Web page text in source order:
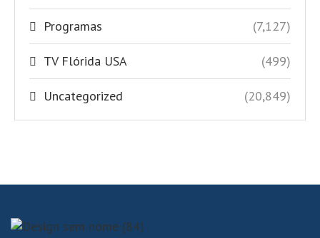
Programas (7,127)
TV Flórida USA (499)
Uncategorized (20,849)